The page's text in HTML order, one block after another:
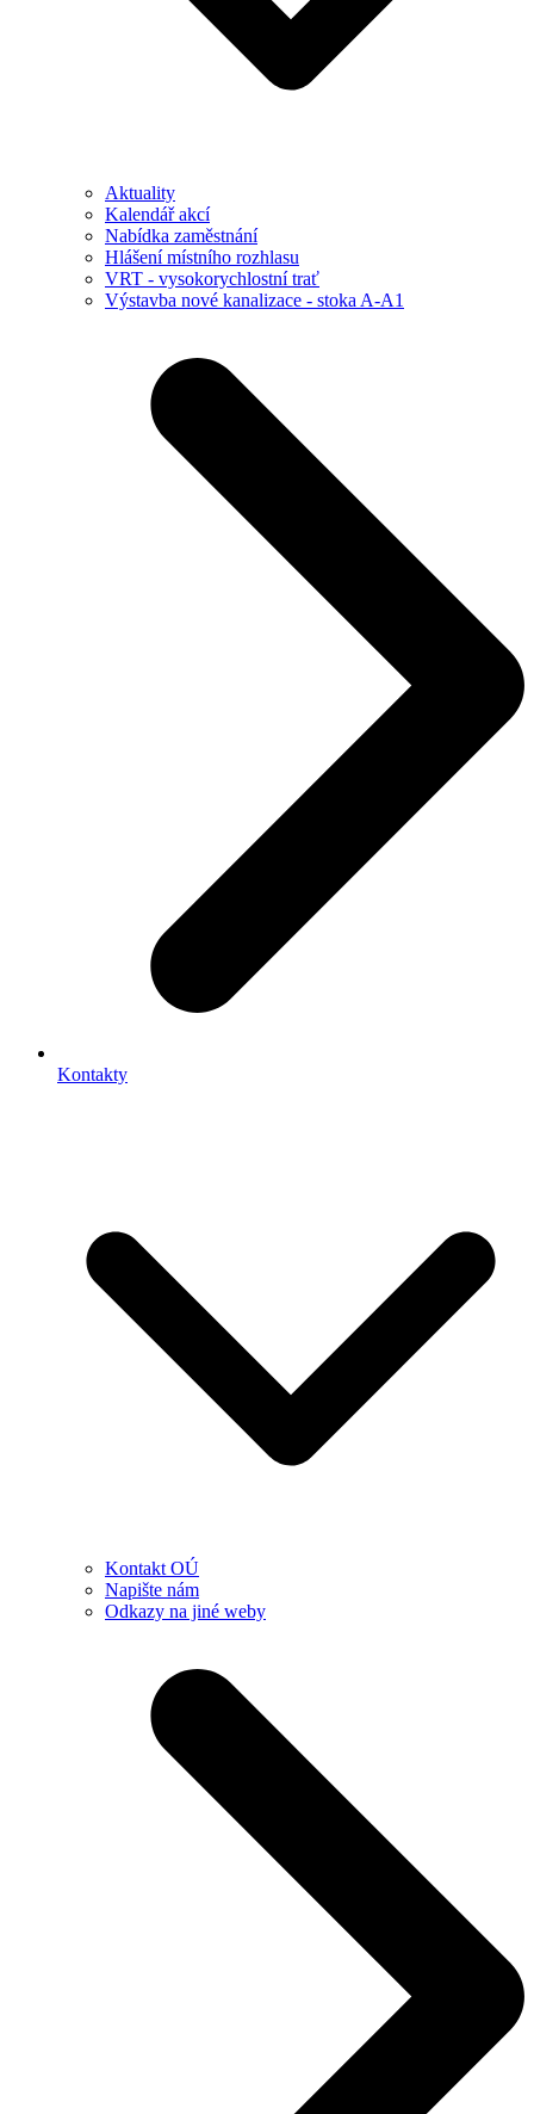
Aktuality
Kalendář akcí
Nabídka zaměstnání
Hlášení místního rozhlasu
VRT - vysokorychlostní trať
Výstavba nové kanalizace - stoka A-A1
Kontakty
Kontakt OÚ
Napište nám
Odkazy na jiné weby